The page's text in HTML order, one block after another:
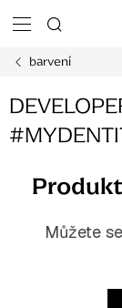
na
barvení
Můžete